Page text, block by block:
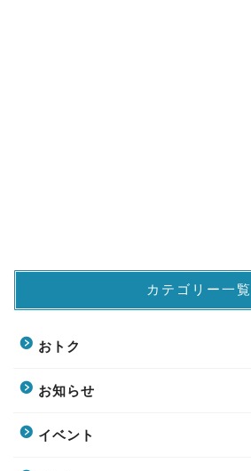
カテゴリー一覧
おトク
お知らせ
イベント